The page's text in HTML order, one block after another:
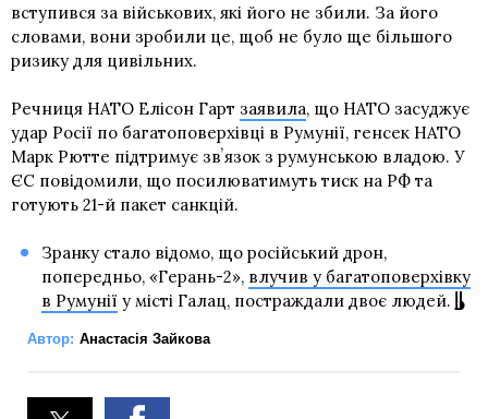
вступився за військових, які його не збили. За його
словами, вони зробили це, щоб не було ще більшого
ризику для цивільних.
Речниця НАТО Елісон Гарт заявила, що НАТО засуджує
удар Росії по багатоповерхівці в Румунії, генсек НАТО
Марк Рютте підтримує звʼязок з румунською владою. У
ЄС повідомили, що посилюватимуть тиск на РФ та
готують 21-й пакет санкцій.
Зранку стало відомо, що російський дрон,
попередньо, «Герань-2», влучив у багатоповерхівку
в Румунії у місті Галац, постраждали двоє людей.
Автор: Анастасія Зайкова